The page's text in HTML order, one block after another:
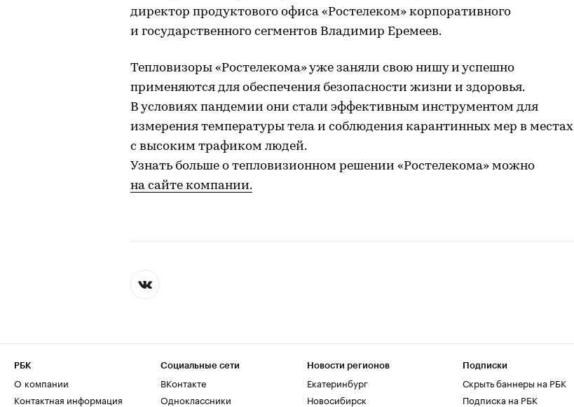
директор продуктового офиса «Ростелеком» корпоративного
и государственного сегментов Владимир Еремеев.
Тепловизоры «Ростелекома» уже заняли свою нишу и успешно
применяются для обеспечения безопасности жизни и здоровья.
В условиях пандемии они стали эффективным инструментом для
измерения температуры тела и соблюдения карантинных мер в местах
с высоким трафиком людей.
Узнать больше о тепловизионном решении «Ростелекома» можно
на сайте компании.
РБК
О компании
Контактная информация
Социальные сети
ВКонтакте
Одноклассники
Новости регионов
Екатеринбург
Новосибирск
Подписки
Скрыть баннеры на РБК
Подписка на РБК